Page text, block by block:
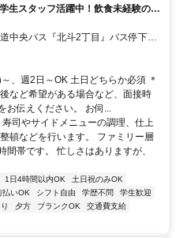
生スタッフ活躍中！飲食未経験の方
中央バス『北斗2丁目』バス停下車
、週2日～OK 土日どちらか必須 ＊
など希望がある場合など、面接時
お伝えください。 お伺...
司やサイドメニューの調理、仕上
頓などを行います。 ファミリー層
帯です。 忙しさはありますが、
1日4時間以内OK
土日祝のみOK
払いOK シフト自由 学歴不問
学生歓迎
夕方 ブランクOK
交通費支給